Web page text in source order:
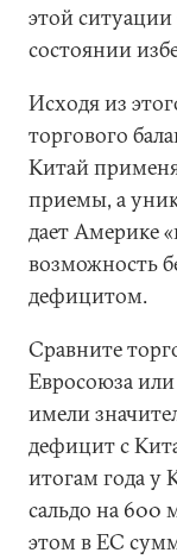
этой
состоянии
Исходя из
торгового
Китай
приемы, а
дает Америке
возможность
дефицитом.
Сравните
Евросоюза
имели
дефицит с
итогам года у
сальдо на 600
этом в ЕС